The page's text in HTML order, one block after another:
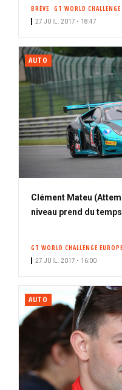
BRÈVE GT WORLD CHALLENGE
27 JUIL. 2017 • 18:47
AUTO
Clément Mateu
niveau prend du
GT WORLD CHALLENGE EUROPE
27 JUIL. 2017 • 16:00
AUTO